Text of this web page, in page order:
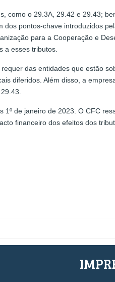
o 29.3A, 29.42 e 29.43;
pontos-chave introduzidos
para a Cooperação e
a esses tributos.
das entidades que estão
diferidos. Além disso, a
de janeiro de 2023. O CFC
financeiro dos efeitos dos